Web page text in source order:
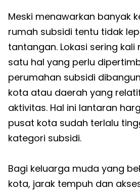
Meski menawarkan banyak
rumah subsidi tentu tidak
tantangan. Lokasi sering kali
satu hal yang perlu
perumahan subsidi
kota atau daerah yang
aktivitas. Hal ini lantaran
pusat kota sudah terlalu
kategori subsidi.
Bagi keluarga muda yang
kota, jarak tempuh dan